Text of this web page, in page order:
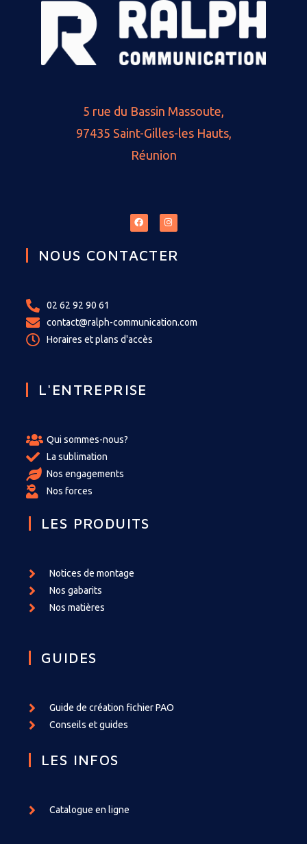
5 rue du Bassin Massoute,
97435 Saint-Gilles-les Hauts,
Réunion
NOUS CONTACTER
02 62 92 90 61
contact@ralph-communication.com
Horaires et plans d'accès
L'ENTREPRISE
Qui sommes-nous?
La sublimation
Nos engagements
Nos forces
LES PRODUITS
Notices de montage
Nos gabarits
Nos matières
GUIDES
Guide de création fichier PAO
Conseils et guides
LES INFOS
Catalogue en ligne